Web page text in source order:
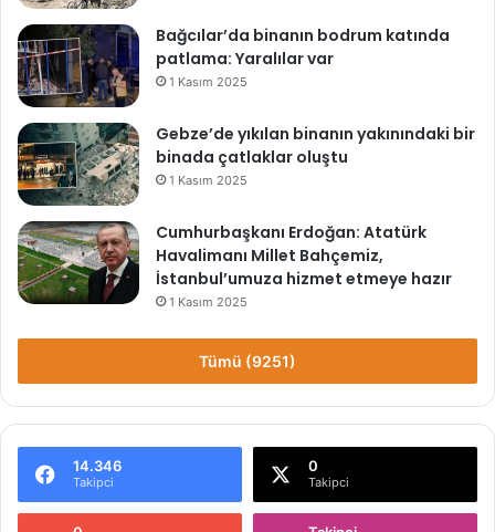
Bağcılar’da binanın bodrum katında
patlama: Yaralılar var
1 Kasım 2025
Gebze’de yıkılan binanın yakınındaki bir
binada çatlaklar oluştu
1 Kasım 2025
Cumhurbaşkanı Erdoğan: Atatürk
Havalimanı Millet Bahçemiz,
İstanbul’umuza hizmet etmeye hazır
1 Kasım 2025
Tümü (9251)
14.346
Takipci
0
Takipci